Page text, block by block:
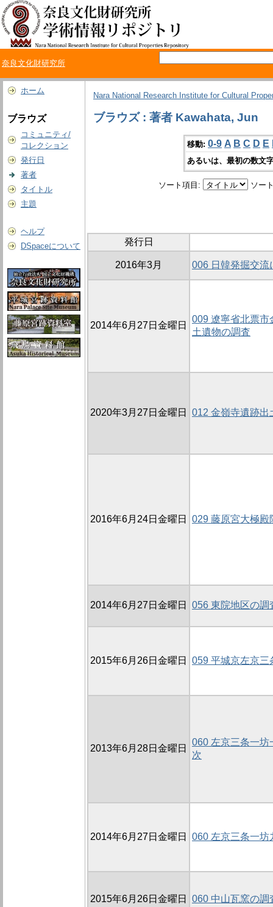
奈良文化財研究所
ホーム
ブラウズ
コミュニティ/
コレクション
発行日
著者
タイトル
主題
ヘルプ
DSpaceについて
Nara National Research Institute for Cultural
ブラウズ : 著者 Kawahata, Jun
移動: 0-9 A B C D E
あるいは、最初の数文
ソート項目: ソー
発行日
2016年3月 006 日韓発掘交流
2014年6月27日金曜日
009 遼寧省北票市
土遺物の調査
2020年3月27日金曜日 012 金嶺寺遺跡出
2016年6月24日金曜日 029 藤原宮大極殿
2014年6月27日金曜日 056 東院地区の調
2015年6月26日金曜日 059 平城京左京三
2013年6月28日金曜日
060 左京三条一坊
次
2014年6月27日金曜日 060 左京三条一坊
2015年6月26日金曜日 060 中山瓦窯の調